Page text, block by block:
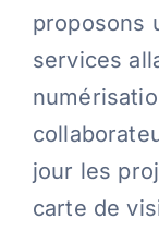
Contact
Blog
Français
proposons
services
jour les
carte de